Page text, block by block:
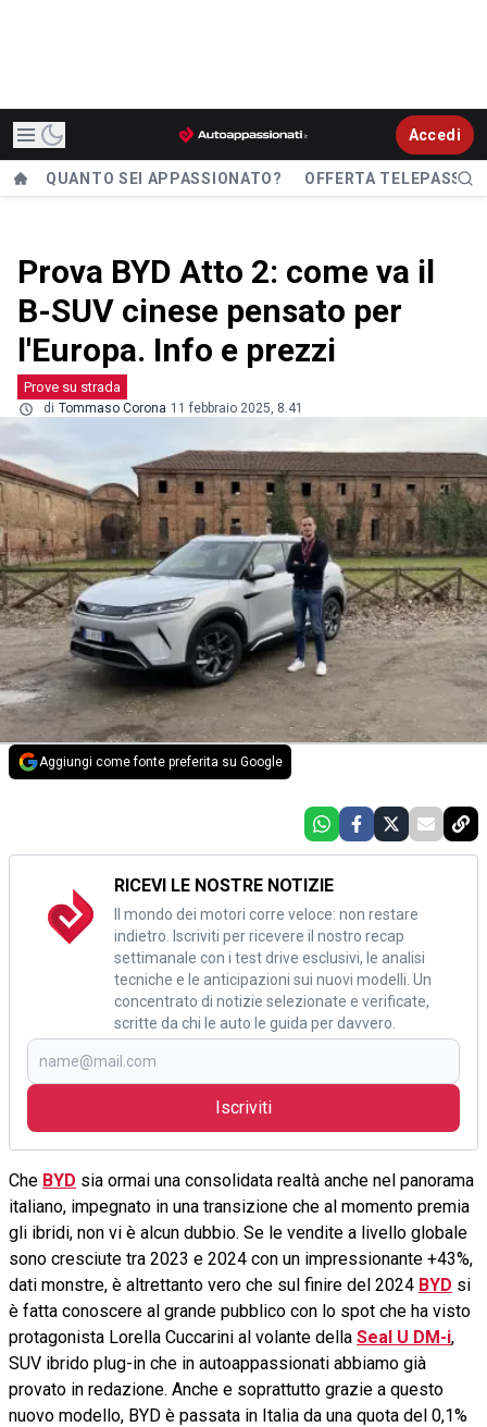
Accedi
QUANTO SEI APPASSIONATO? OFFERTA TELEPASS
Prova BYD Atto 2: come va il
B-SUV cinese pensato per
l'Europa. Info e prezzi
Prove su strada
di Tommaso Corona 11 febbraio 2025, 8.41
Aggiungi come fonte preferita su Google
RICEVI LE NOSTRE NOTIZIE
Il mondo dei motori corre veloce: non restare
indietro. Iscriviti per ricevere il nostro recap
settimanale con i test drive esclusivi, le analisi
tecniche e le anticipazioni sui nuovi modelli. Un
concentrato di notizie selezionate e verificate,
scritte da chi le auto le guida per davvero.
Iscriviti
Che BYD sia ormai una consolidata realtà anche nel panorama
italiano, impegnato in una transizione che al momento premia
gli ibridi, non vi è alcun dubbio. Se le vendite a livello globale
sono cresciute tra 2023 e 2024 con un impressionante +43%,
dati monstre, è altrettanto vero che sul finire del 2024 BYD si
è fatta conoscere al grande pubblico con lo spot che ha visto
protagonista Lorella Cuccarini al volante della Seal U DM-i,
SUV ibrido plug-in che in autoappassionati abbiamo già
provato in redazione. Anche e soprattutto grazie a questo
nuovo modello, BYD è passata in Italia da una quota del 0,1%